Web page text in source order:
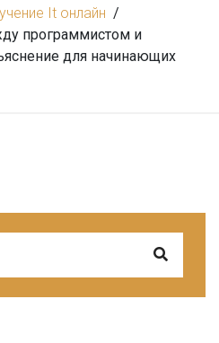
It онлайн
программистом и
для начинающих